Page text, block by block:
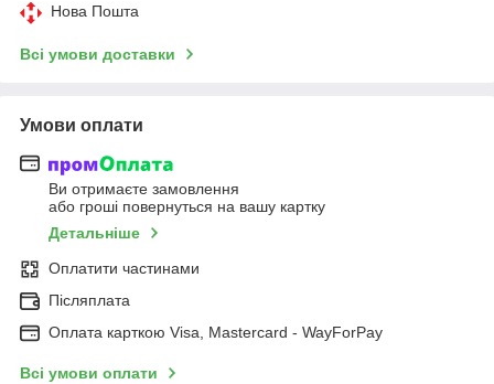
Нова Пошта
Всі умови доставки
Умови оплати
Ви отримаєте замовлення
або гроші повернуться на вашу картку
Детальніше
Оплатити частинами
Післяплата
Оплата карткою Visa, Mastercard - WayForPay
Всі умови оплати